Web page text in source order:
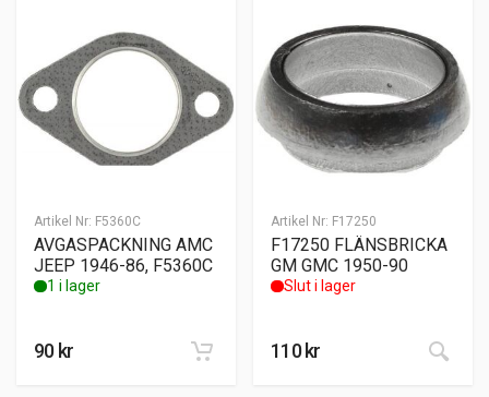
Artikel Nr: F5360C
AVGASPACKNING AMC
JEEP 1946-86, F5360C
1 i lager
90 kr
Artikel Nr: F17250
F17250 FLÄNSBRICKA
GM GMC 1950-90
Slut i lager
110 kr